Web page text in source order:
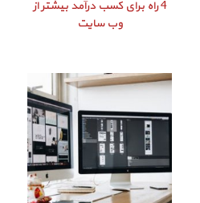
4 راه برای کسب درآمد بیشتر از
وب سایت